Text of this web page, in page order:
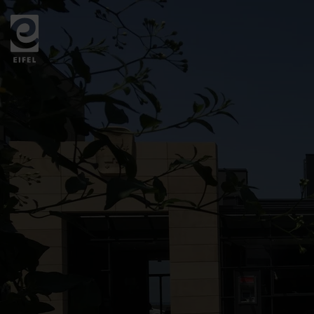
Zurück
zur
Startseite